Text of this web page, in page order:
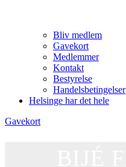
Bliv medlem
Gavekort
Medlemmer
Kontakt
Bestyrelse
Handelsbetingelser
Helsinge har det hele
Gavekort